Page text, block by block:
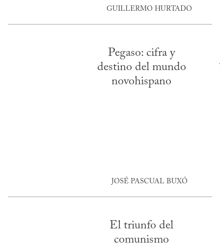
GUILLERMO HURTADO
Pegaso: cifra y
destino del mundo
novohispano
JOSÉ PASCUAL BUXÓ
El triunfo del
comunismo